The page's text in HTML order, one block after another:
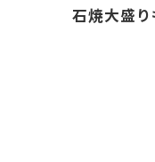
石焼大盛り